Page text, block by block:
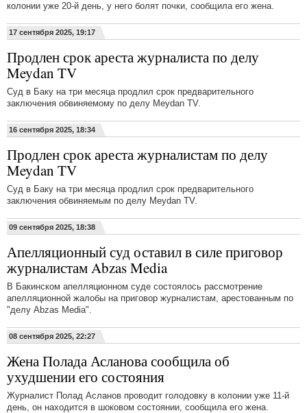
колонии уже 20-й день, у него болят почки, сообщила его жена.
17 сентября 2025, 19:17
Продлен срок ареста журналиста по делу
Meydan TV
Суд в Баку на три месяца продлил срок предварительного
заключения обвиняемому по делу Meydan TV.
16 сентября 2025, 18:34
Продлен срок ареста журналистам по делу
Meydan TV
Суд в Баку на три месяца продлил срок предварительного
заключения обвиняемым по делу Meydan TV.
09 сентября 2025, 18:38
Апелляционный суд оставил в силе приговор
журналистам Abzas Media
В Бакинском апелляционном суде состоялось рассмотрение
апелляционной жалобы на приговор журналистам, арестованным по
"делу Abzas Media".
08 сентября 2025, 22:27
Жена Полада Асланова сообщила об
ухудшении его состояния
Журналист Полад Асланов проводит голодовку в колонии уже 11-й
день, он находится в шоковом состоянии, сообщила его жена.